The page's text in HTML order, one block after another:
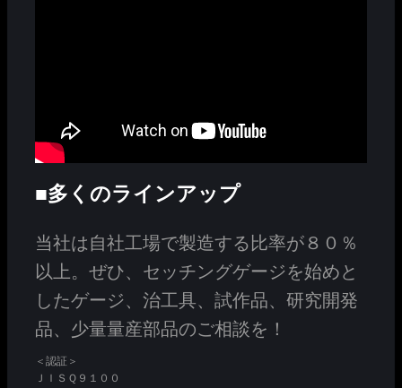
■多くのラインアップ
当社は自社工場で製造する比率が８０％
以上。ぜひ、セッチングゲージを始めと
したゲージ、治工具、試作品、研究開発
品、少量量産部品のご相談を！
＜認証＞
ＪＩＳＱ９１００